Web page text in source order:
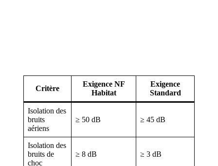
Critère
Exigence NF
Habitat
Exigence
Standard
Isolation des
bruits
aériens
≥ 50 dB ≥ 45 dB
Isolation des
bruits de
choc
≥ 8 dB ≥ 3 dB